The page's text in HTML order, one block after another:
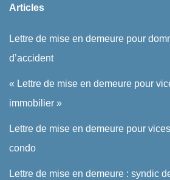
Articles
Lettre de mise en demeure pour
d’accident
« Lettre de mise en demeure pour
immobilier »
Lettre de mise en demeure pour
condo
Lettre de mise en demeure : syndic